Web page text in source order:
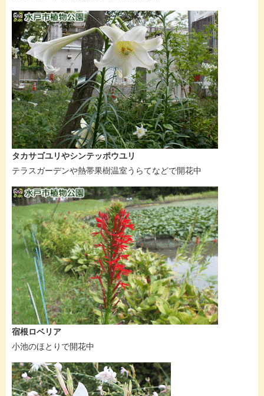
タカサゴユリやシンテッポウユリ
テラスガーデンや熱帯果樹温室うらてなどで開花中
宿根ロベリア
小池のほとりで開花中